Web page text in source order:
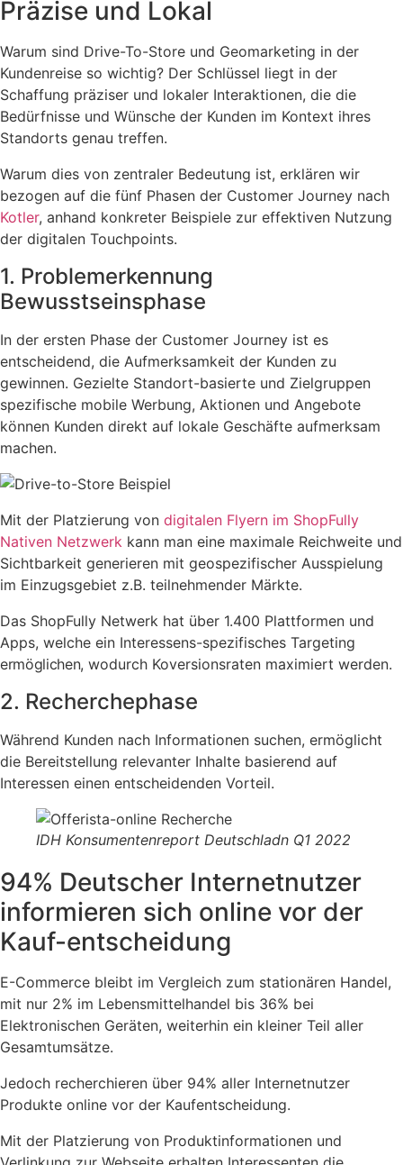
Präzise und Lokal
Warum sind Drive-To-Store und Geomarketing in der
Kundenreise so wichtig? Der Schlüssel liegt in der
Schaffung präziser und lokaler Interaktionen, die die
Bedürfnisse und Wünsche der Kunden im Kontext ihres
Standorts genau treffen.
Warum dies von zentraler Bedeutung ist, erklären wir
bezogen auf die fünf Phasen der Customer Journey nach
Kotler, anhand konkreter Beispiele zur effektiven Nutzung
der digitalen Touchpoints.
1. Problemerkennung
Bewusstseinsphase
In der ersten Phase der Customer Journey ist es
entscheidend, die Aufmerksamkeit der Kunden zu
gewinnen. Gezielte Standort-basierte und Zielgruppen
spezifische mobile Werbung, Aktionen und Angebote
können Kunden direkt auf lokale Geschäfte aufmerksam
machen.
Mit der Platzierung von digitalen Flyern im ShopFully
Nativen Netzwerk kann man eine maximale Reichweite und
Sichtbarkeit generieren mit geospezifischer Ausspielung
im Einzugsgebiet z.B. teilnehmender Märkte.
Das ShopFully Netwerk hat über 1.400 Plattformen und
Apps, welche ein Interessens-spezifisches Targeting
ermöglichen, wodurch Koversionsraten maximiert werden.
2. Recherchephase
Während Kunden nach Informationen suchen, ermöglicht
die Bereitstellung relevanter Inhalte basierend auf
Interessen einen entscheidenden Vorteil.
IDH Konsumentenreport Deutschladn Q1 2022
94% Deutscher Internetnutzer
informieren sich online vor der
Kauf-entscheidung
E-Commerce bleibt im Vergleich zum stationären Handel,
mit nur 2% im Lebensmittelhandel bis 36% bei
Elektronischen Geräten, weiterhin ein kleiner Teil aller
Gesamtumsätze.
Jedoch recherchieren über 94% aller Internetnutzer
Produkte online vor der Kaufentscheidung.
Mit der Platzierung von Produktinformationen und